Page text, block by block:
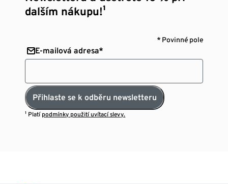
dalším nákupu!¹
* Povinné pole
E-mailová adresa*
Přihlaste se k odběru newsletteru
¹ Platí podmínky použití uvítací slevy.